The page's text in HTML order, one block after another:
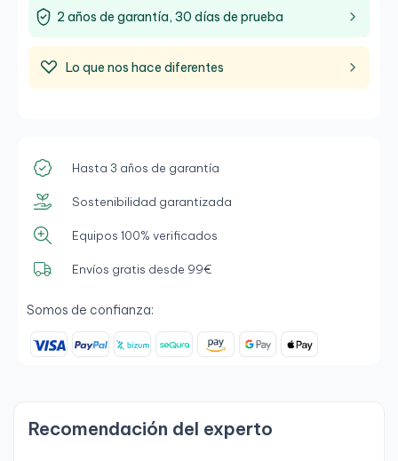
2 años de garantía, 30 días de prueba
Lo que nos hace diferentes
Hasta 3 años de garantía
Sostenibilidad garantizada
Equipos 100% verificados
Envíos gratis desde 99€
Somos de confianza:
Recomendación del experto